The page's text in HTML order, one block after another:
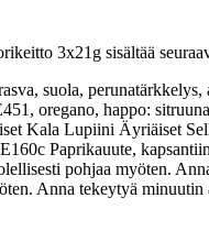
3x21g sisältää
suola,
oregano, happo:
Kala Lupiini Äyriäiset
Paprikauute,
pohjaa myöten.
Anna tekeytyä